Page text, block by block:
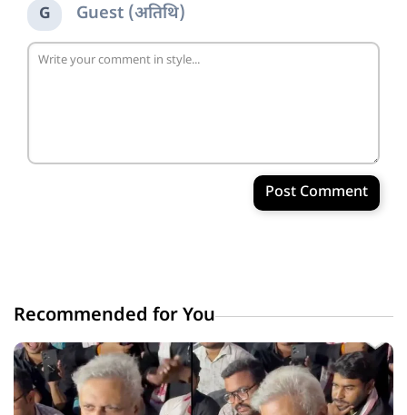
G Guest (अतिथि)
Post Comment
Recommended for You